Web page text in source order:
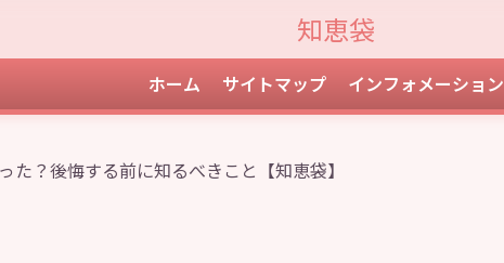
知恵袋
ホーム サイトマップ インフォメーション
た？後悔する前に知るべきこと【知恵袋】